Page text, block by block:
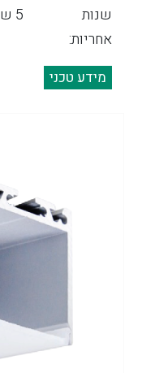
שנות
אחריות:
5 שנים
מידע טכני